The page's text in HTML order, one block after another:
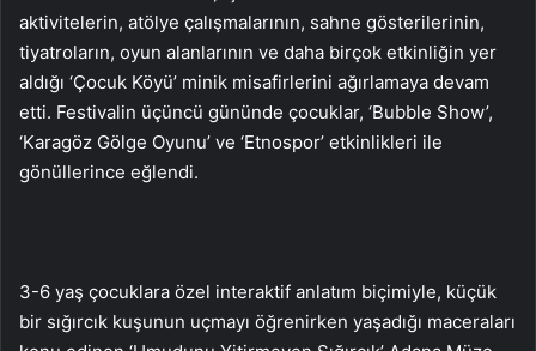
aktivitelerin, atölye çalışmalarının, sahne gösterilerinin,
tiyatroların, oyun alanlarının ve daha birçok etkinliğin yer
aldığı ‘Çocuk Köyü’ minik misafirlerini ağırlamaya devam
etti. Festivalin üçüncü gününde çocuklar, ‘Bubble Show’,
‘Karagöz Gölge Oyunu’ ve ‘Etnospor’ etkinlikleri ile
gönüllerince eğlendi.
3-6 yaş çocuklara özel interaktif anlatım biçimiyle, küçük
bir sığırcık kuşunun uçmayı öğrenirken yaşadığı maceraları